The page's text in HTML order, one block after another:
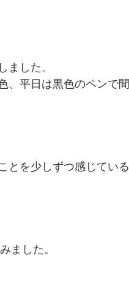
した。
、平日は黒色のペンで間
とを少しずつ感じている
ました。